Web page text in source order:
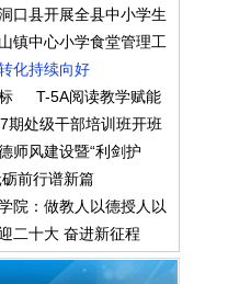
中小学生课堂教学改革
广活动举行
口县开展全县中小学生
镇中心小学食堂管理工
化持续向好
标 T-5A阅读教学赋能
期处级干部培训班开班
师风建设暨“利剑护
会召开
前行谱新篇
院：做教人以德授人以
二十大 奋进新征程